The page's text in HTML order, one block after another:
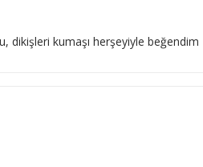
dikişleri kumaşı herşeyiyle